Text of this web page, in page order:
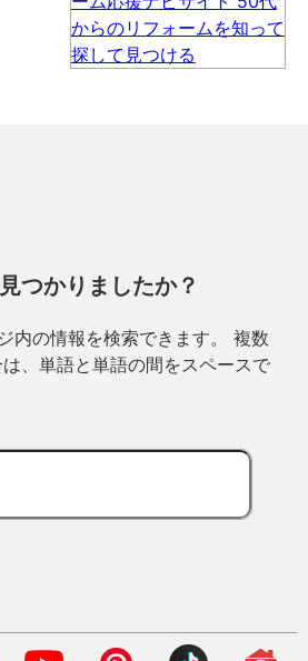
つかりましたか？
内の情報を検索できます。 複数
、単語と単語の間をスペースで